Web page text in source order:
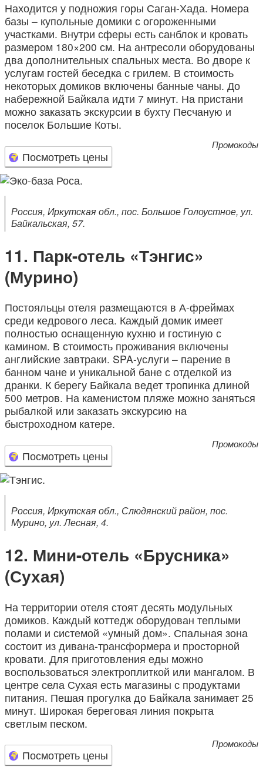
Находится у подножия горы Саган-Хада. Номера
базы – купольные домики с огороженными
участками. Внутри сферы есть санблок и кровать
размером 180×200 см. На антресоли оборудованы
два дополнительных спальных места. Во дворе к
услугам гостей беседка с грилем. В стоимость
некоторых домиков включены банные чаны. До
набережной Байкала идти 7 минут. На пристани
можно заказать экскурсии в бухту Песчаную и
поселок Большие Коты.
Посмотреть цены
Промокоды
Россия, Иркутская обл., пос. Большое Голоустное, ул.
Байкальская, 57.
Парк-отель «Тэнгис»
(Мурино)
Постояльцы отеля размещаются в А-фреймах
среди кедрового леса. Каждый домик имеет
полностью оснащенную кухню и гостиную с
камином. В стоимость проживания включены
английские завтраки. SPA-услуги – парение в
банном чане и уникальной бане с отделкой из
дранки. К берегу Байкала ведет тропинка длиной
500 метров. На каменистом пляже можно заняться
рыбалкой или заказать экскурсию на
быстроходном катере.
Посмотреть цены
Промокоды
Россия, Иркутская обл., Слюдянский район, пос.
Мурино, ул. Лесная, 4.
Мини-отель «Брусника»
(Сухая)
На территории отеля стоят десять модульных
домиков. Каждый коттедж оборудован теплыми
полами и системой «умный дом». Спальная зона
состоит из дивана-трансформера и просторной
кровати. Для приготовления еды можно
воспользоваться электроплиткой или мангалом. В
центре села Сухая есть магазины с продуктами
питания. Пешая прогулка до Байкала занимает 25
минут. Широкая береговая линия покрыта
светлым песком.
Посмотреть цены
Промокоды